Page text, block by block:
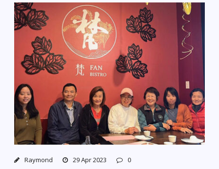
Raymond 29 Apr 2023 0